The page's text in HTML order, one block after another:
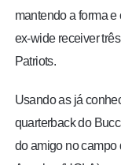
COLUNISTAS
mantendo a forma
ex-wide receiver
Patriots.
Usando as já
quarterback do
do amigo no